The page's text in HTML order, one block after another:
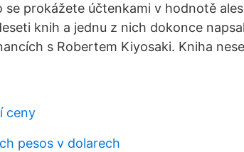
se prokážete účtenkami v hodnotě
knih a jednu z nich dokonce
s Robertem Kiyosaki. Kniha
ceny
pesos v dolarech